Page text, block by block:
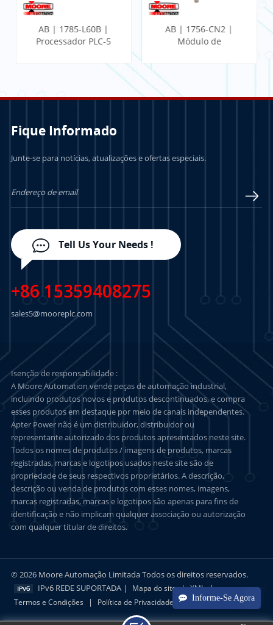
Informe-Se Agora
AB | 1785-L60B |
Processador PLC-5
AB | 1756-CN2 |
Módulo de
Fique Informado
Junte-se para notícias, atualizações e ofertas especiais.
Tell Us Your Needs !
+86 15359408275
sales5@mooreplc.com
Isenção de responsabilidade :
A Moore Automation vende peças de automação industrial,
incluindo produtos novos e produtos descontinuados, e compra
esses produtos em destaque por meio de canais independentes.
Apter Power não é um distribuidor, distribuidor ou
representante autorizado dos produtos apresentados neste site.
Todos os nomes de produtos / imagens de produtos, marcas
registradas, marcas e logotipos usados neste site são de
propriedade de seus respectivos proprietários. A descrição,
descrição ou venda de produtos com esses nomes, imagens,
marcas registradas, marcas e logotipos são apenas para fins de
identificação e não implicam qualquer associação ou autorização
com qualquer titular de direitos.
© 2026 Moore Automação Limitada Todos os direitos reservados.
IPv6 REDE SUPORTADA |
Mapa do site | XML |
Termos e Condições | Política de Privacidade